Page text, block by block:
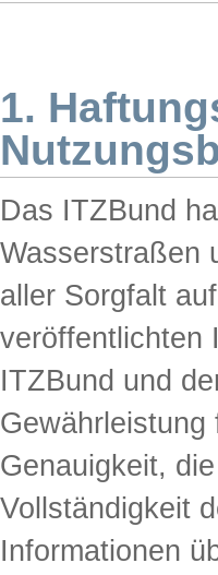
1.
Das ITZBund
Wasserstraßen
aller Sorgfalt
veröffentlichten
ITZBund und
Genauigkeit,
Vollständigkeit
Informationen